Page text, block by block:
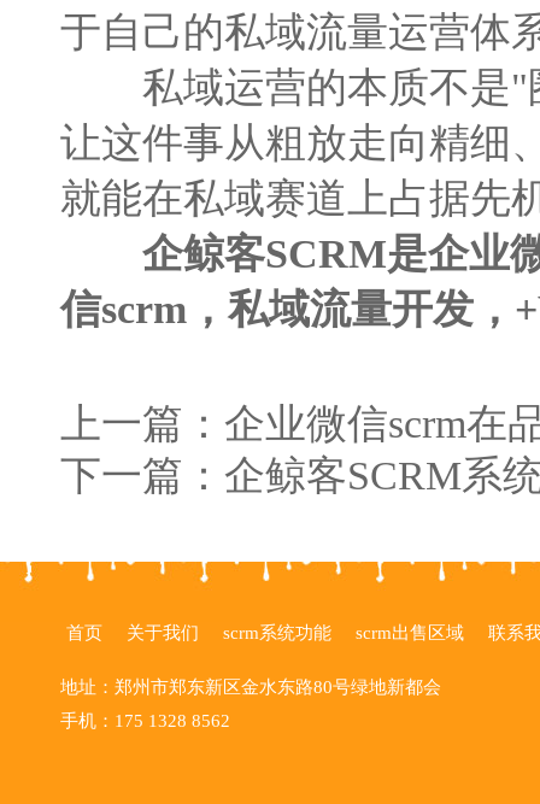
于自己的私域流量运营体
私域运营的本质不是"
让这件事从粗放走向精细
就能在私域赛道上占据先
企鲸客SCRM是企业微
信scrm，私域流量开发，
上一篇： 企业微信scrm在
下一篇： 企鲸客SCRM系
首页 关于我们 scrm系统功能 scrm出售区域 联系
地址：郑州市郑东新区金水东路80号绿地新都会
手机：175 1328 8562